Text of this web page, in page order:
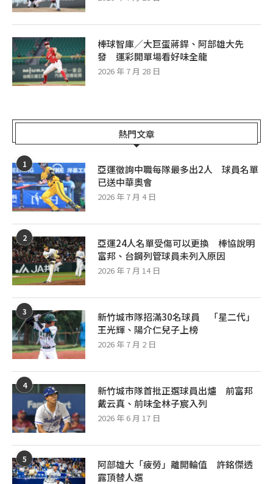
棒球智庫／大巨蛋蔣銲、阿部雄大先
發 運彩開單場看好味全龍
2026 年 7 月 28 日
熱門文章
1
亞運徵詢中職每隊最多出2人 球員名單
已送中華奧會
2026 年 7 月 4 日
2
亞運24人名單受傷可以更換 棒協說明
富邦、台鋼列管球員未列入原因
2026 年 7 月 14 日
3
新竹城市隊招滿30名球員 「星二代」
王光輝、陽介仁兒子上榜
2026 年 7 月 2 日
4
新竹城市隊首批正選球員出爐 前富邦
戴云真、前味全林子宸入列
2026 年 6 月 17 日
5
阿部雄大「疲勞」離開輪值 許銘傑透
露頂替人選